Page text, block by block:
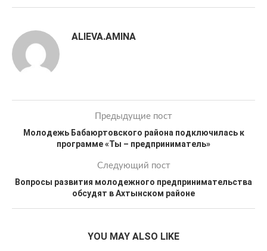
ALIEVA.AMINA
Предыдущие пост
Молодежь Бабаюртовского района подключилась к
программе «Ты – предприниматель»
Следующий пост
Вопросы развития молодежного предпринимательства
обсудят в Ахтынском районе
YOU MAY ALSO LIKE